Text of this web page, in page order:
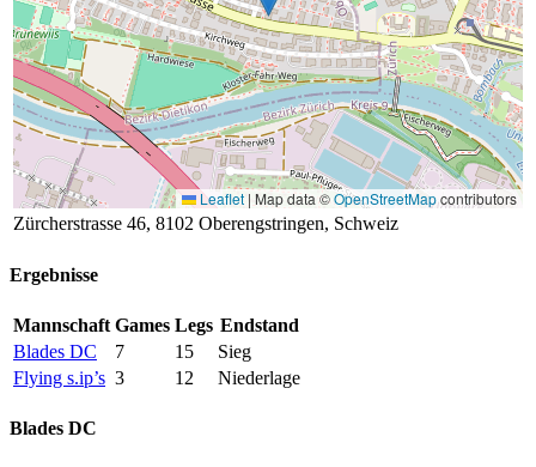
Leaflet | Map data ©OpenStreetMapcontributors
Zürcherstrasse 46, 8102 Oberengstringen, Schweiz
Ergebnisse
Mannschaft Games Legs Endstand
Blades DC
7 15
Sieg
Flying s.ip’s 3 12 Niederlage
Blades DC